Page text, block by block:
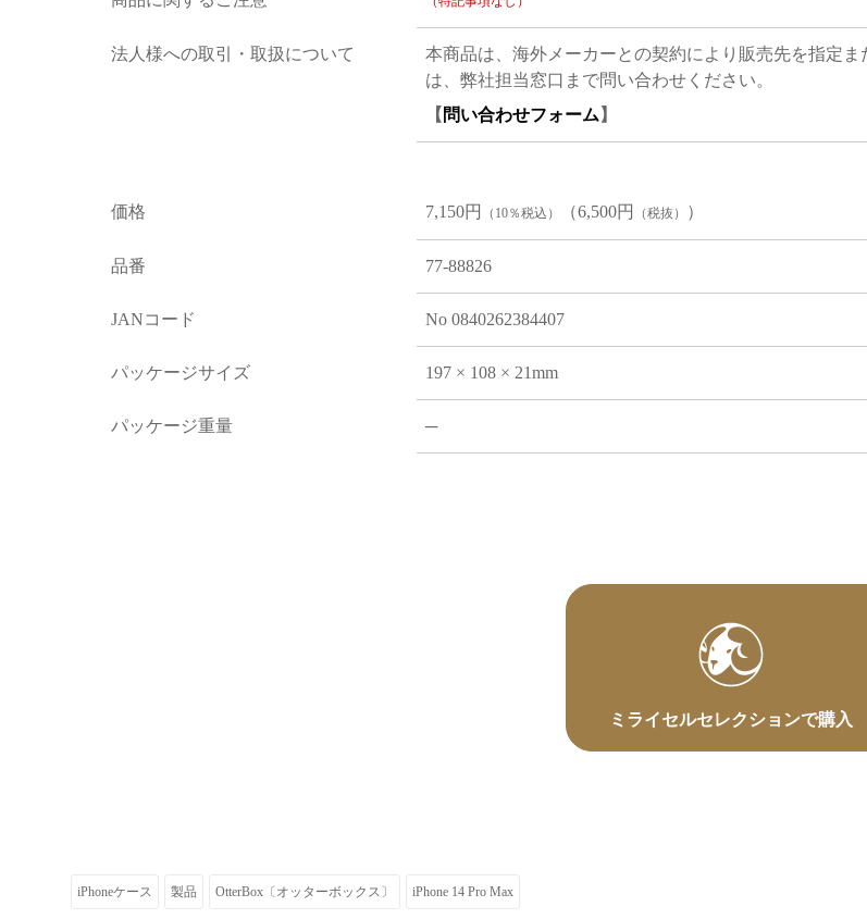
法人様への取引・取扱について
本商品は、海外メーカーとの契約により販売先を指定
は、弊社担当窓口まで問い合わせください。
【 問い合わせフォーム 】
価格 7,150円 （10％税込） （6,500円 （税抜） ）
品番 77-88826
JANコード No 0840262384407
パッケージサイズ 197 × 108 × 21mm
パッケージ重量 ─
ミライセルセレクションで購入
iPhoneケース 製品 OtterBox〔オッターボックス〕 iPhone 14 Pro Max